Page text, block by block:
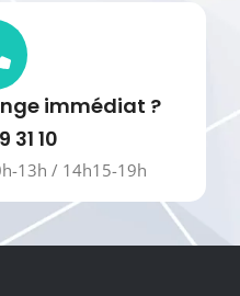
immédiat ?
31 10
13h / 14h15-19h